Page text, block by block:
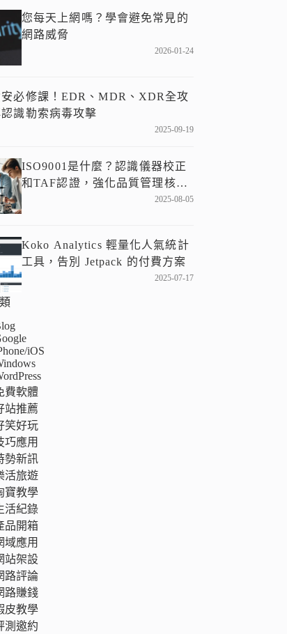
您每天上網嗎？學會避免常見的
網路威脅
2026-01-24
必修課！EDR、MDR、XDR全攻
識勒索病毒攻擊
2025-09-19
ISO9001是什麼？認識儀器校正
和TAF認證，強化品質管理核
2025-08-05
Koko Analytics 輕量化人氣統計
工具，告別 Jetpack 的付費方案
2025-07-17
iOS
費軟體
站推薦
笑好玩
巧應用
勢新訊
活旅遊
寶教學
活紀錄
品開箱
域應用
站架設
路評論
路賺錢
皮教學
測邀約